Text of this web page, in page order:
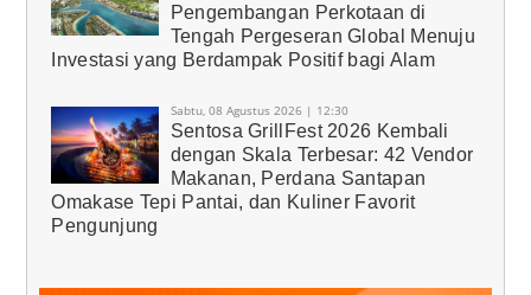
Pengembangan Perkotaan di
Tengah Pergeseran Global Menuju
Investasi yang Berdampak Positif bagi Alam
Sabtu, 08 Agustus 2026 | 12:30
Sentosa GrillFest 2026 Kembali
dengan Skala Terbesar: 42 Vendor
Makanan, Perdana Santapan
Omakase Tepi Pantai, dan Kuliner Favorit
Pengunjung